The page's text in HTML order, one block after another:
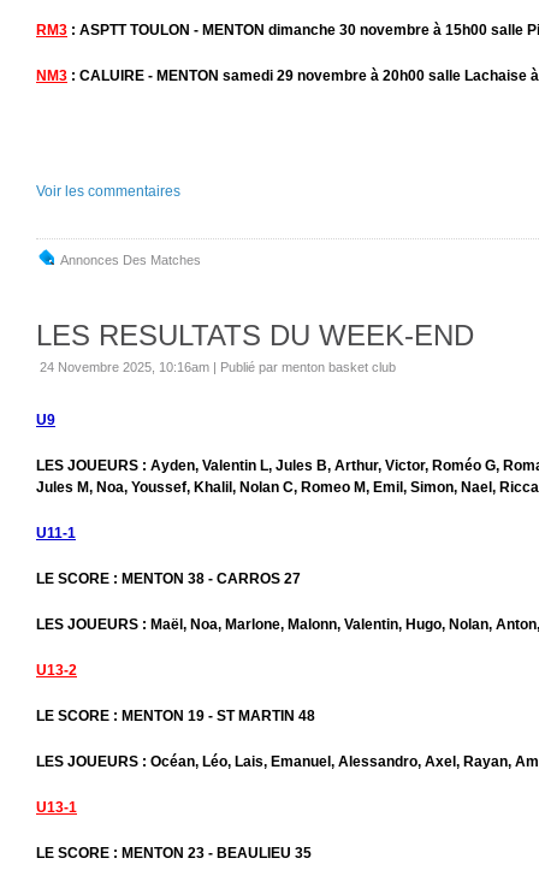
RM3 : ASPTT TOULON - MENTON dimanche 30 novembre à 15h00 salle
NM3 : CALUIRE - MENTON samedi 29 novembre à 20h00 salle Lachaise
Voir les commentaires
Annonces Des Matches
LES RESULTATS DU WEEK-END
24 Novembre 2025, 10:16am | Publié par menton basket club
U9
LES JOUEURS : Ayden, Valentin L, Jules B, Arthur, Victor, Roméo G,
Jules M, Noa, Youssef, Khalil, Nolan C, Romeo M, Emil, Simon, Nael,
U11-1
LE SCORE : MENTON 38 - CARROS 27
LES JOUEURS : Maël, Noa, Marlone, Malonn, Valentin, Hugo, Nolan,
U13-2
LE SCORE : MENTON 19 - ST MARTIN 48
LES JOUEURS : Océan, Léo, Lais, Emanuel, Alessandro, Axel, Rayan,
U13-1
LE SCORE : MENTON 23 - BEAULIEU 35